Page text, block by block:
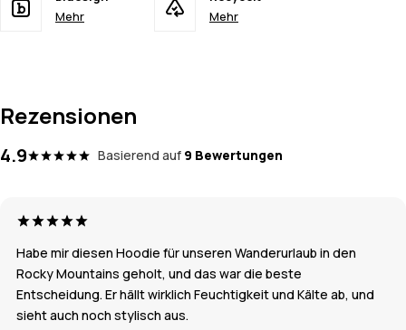
Mehr
Mehr
Rezensionen
4.9 Basierend auf 9 Bewertungen
Habe mir diesen Hoodie für unseren Wanderurlaub in den
Rocky Mountains geholt, und das war die beste
Entscheidung. Er hällt wirklich Feuchtigkeit und Kälte ab, und
sieht auch noch stylisch aus.